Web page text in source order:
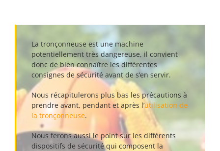
La tronçonneuse est une machine
potentiellement très dangereuse, il convient
donc de bien connaître les différentes
consignes de sécurité avant de s’en servir.
Nous récapitulerons plus bas les précautions à
prendre avant, pendant et après l’utilisation de
la tronçonneuse.
Nous ferons aussi le point sur les différents
dispositifs de sécurité qui composent la